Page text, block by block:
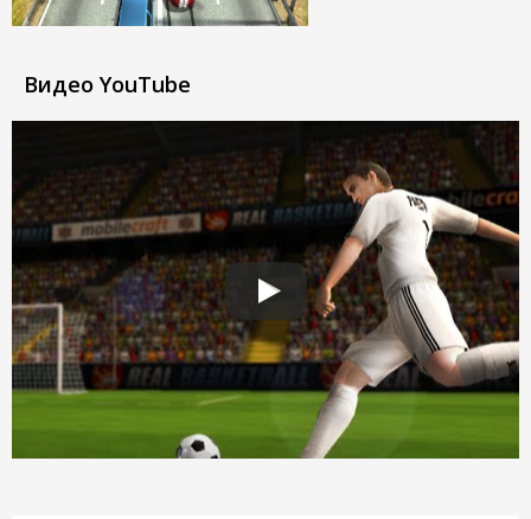
Видео YouTube